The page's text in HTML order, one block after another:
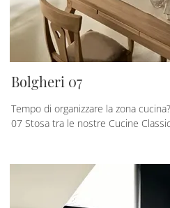
Bolgheri 07
Tempo di organizzare la zona
07 Stosa tra le nostre Cucine